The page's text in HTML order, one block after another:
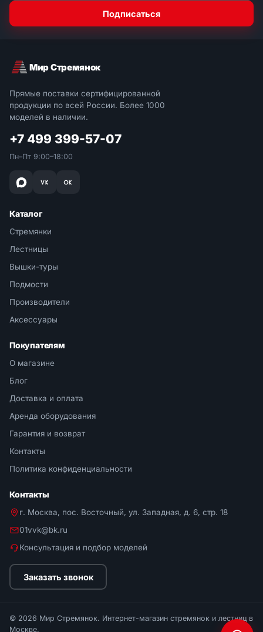
Подписаться
Мир Стремянок
Прямые поставки сертифицированной
продукции по всей России. Более 1000
моделей в наличии.
+7 499 399-57-07
Пн–Пт 9:00–18:00
Каталог
Стремянки
Лестницы
Вышки-туры
Подмости
Производители
Аксессуары
Покупателям
О магазине
Блог
Доставка и оплата
Аренда оборудования
Гарантия и возврат
Контакты
Политика конфиденциальности
Контакты
г. Москва, пос. Восточный, ул. Западная, д. 6, стр. 18
01vvk@bk.ru
Консультация и подбор моделей
Заказать звонок
© 2026 Мир Стремянок. Интернет-магазин стремянок и лестниц в
Москве.